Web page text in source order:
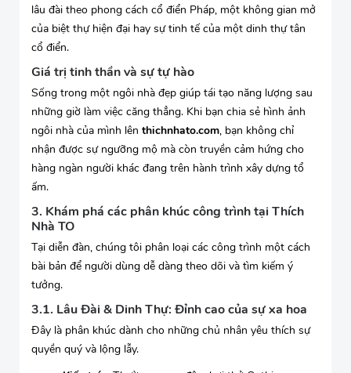
lâu đài theo phong cách cổ điển Pháp, một không gian mở
của biệt thự hiện đại hay sự tinh tế của một dinh thự tân
cổ điển.
Giá trị tinh thần và sự tự hào
Sống trong một ngôi nhà đẹp giúp tái tạo năng lượng sau
những giờ làm việc căng thẳng. Khi bạn chia sẻ hình ảnh
ngôi nhà của mình lên thichnhato.com, bạn không chỉ
nhận được sự ngưỡng mộ mà còn truyền cảm hứng cho
hàng ngàn người khác đang trên hành trình xây dựng tổ
ấm.
3. Khám phá các phân khúc công trình tại Thích
Nhà TO
Tại diễn đàn, chúng tôi phân loại các công trình một cách
bài bản để người dùng dễ dàng theo dõi và tìm kiếm ý
tưởng.
3.1. Lâu Đài & Dinh Thự: Đỉnh cao của sự xa hoa
Đây là phân khúc dành cho những chủ nhân yêu thích sự
quyền quý và lộng lẫy.